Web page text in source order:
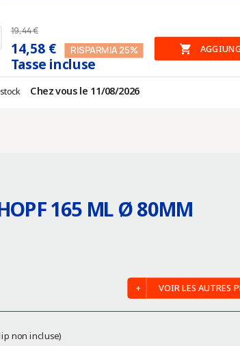
19,44 €
14,58 € RISPARMIA 25%
Tasse incluse

Chez vous le 11/08/2026
165 ML Ø 80MM
VOIR LES AUTRES
non incluse)